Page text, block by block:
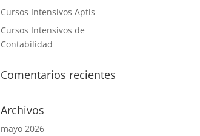
Cursos Intensivos Aptis
Cursos Intensivos de
Contabilidad
Comentarios recientes
Archivos
mayo 2026